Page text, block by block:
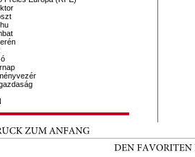
CK ZUM ANFANG
DEN FAVORITEN